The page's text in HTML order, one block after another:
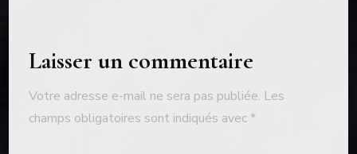
Navigation
Laisser un commentaire
Votre adresse e-mail ne sera pas publiée. Les
champs obligatoires sont indiqués avec*